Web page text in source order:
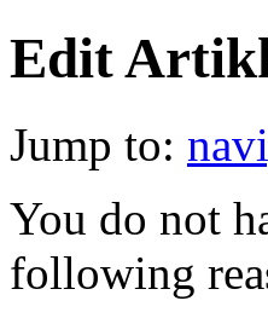
Edit
Jump to:
You do not
following